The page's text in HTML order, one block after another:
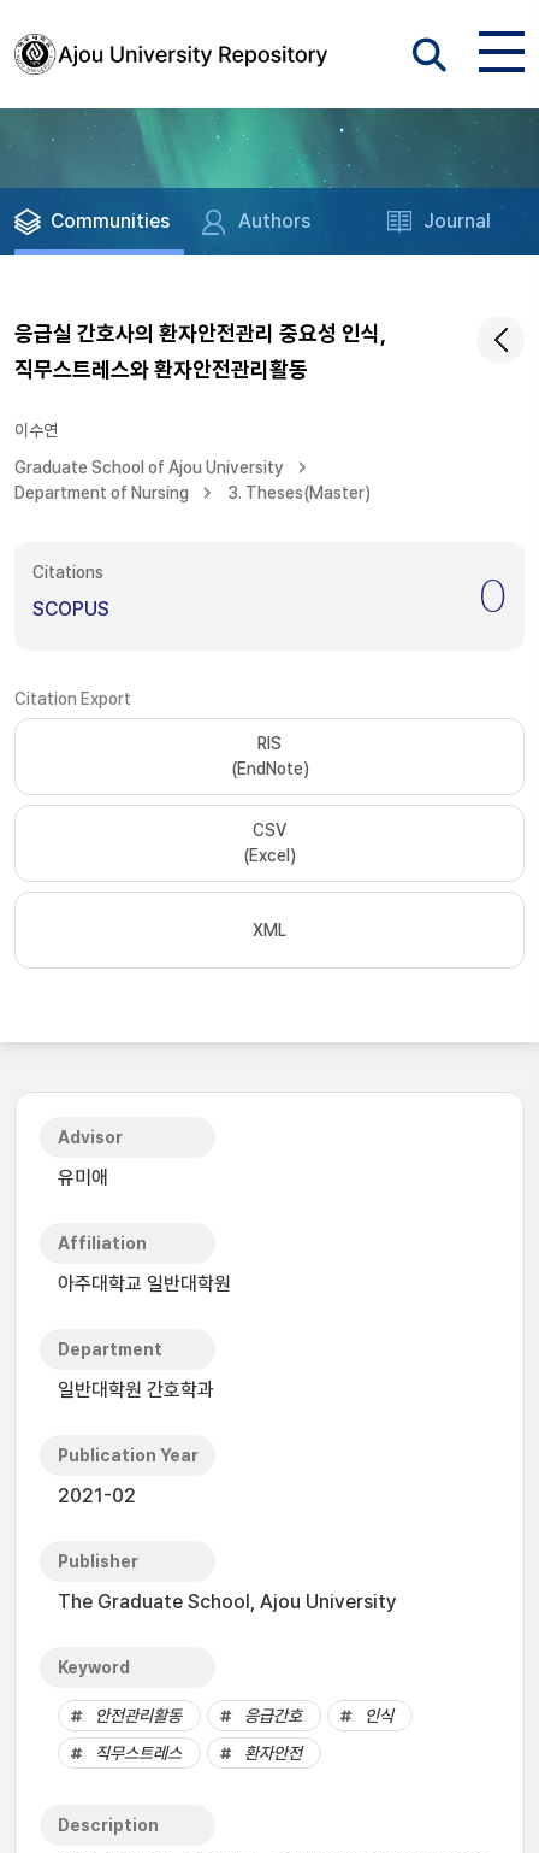
Communities Authors Journal
응급실 간호사의 환자안전관리 중요성 인식,
직무스트레스와 환자안전관리활동
이수연
Graduate School of Ajou University
Department of Nursing
3. Theses(Master)
Citations
SCOPUS 0
Citation Export
RIS
(EndNote)
CSV
(Excel)
XML
Advisor
유미애
Affiliation
아주대학교 일반대학원
Department
일반대학원 간호학과
Publication Year
2021-02
Publisher
The Graduate School, Ajou University
Keyword
안전관리활동 응급간호
인식
직무스트레스
환자안전
Description